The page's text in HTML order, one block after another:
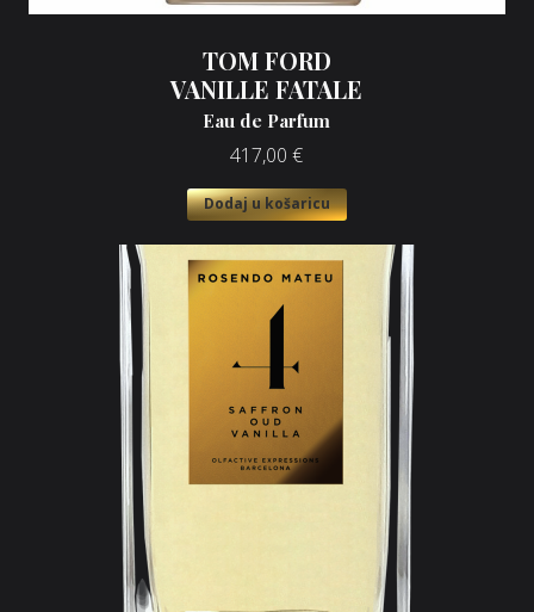
TOM FORD
VANILLE FATALE
Eau de Parfum
417,00 €
Dodaj u košaricu